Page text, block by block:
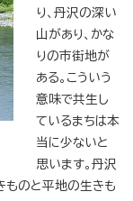
り、丹沢の深い
山があり、かな
りの市街地が
ある。こういう
意味で共生し
ているまちは本
当に少ないと
思います。丹沢
ものと平地の生きも